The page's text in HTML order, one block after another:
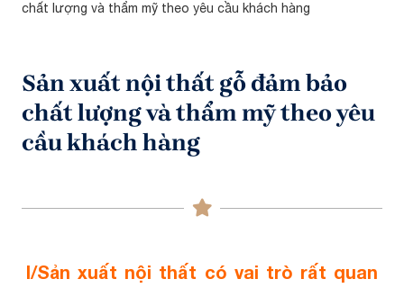
chất lượng và thẩm mỹ theo yêu cầu khách hàng
Sản xuất nội thất gỗ đảm bảo
chất lượng và thẩm mỹ theo yêu
cầu khách hàng
I/Sản xuất nội thất có vai trò rất quan